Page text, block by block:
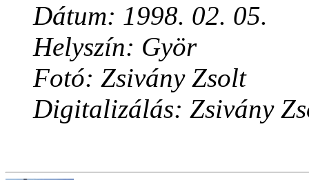
Dátum: 1998. 02. 05.
Helyszín: Györ
Fotó: Zsivány Zsolt
Digitalizálás: Zsivány